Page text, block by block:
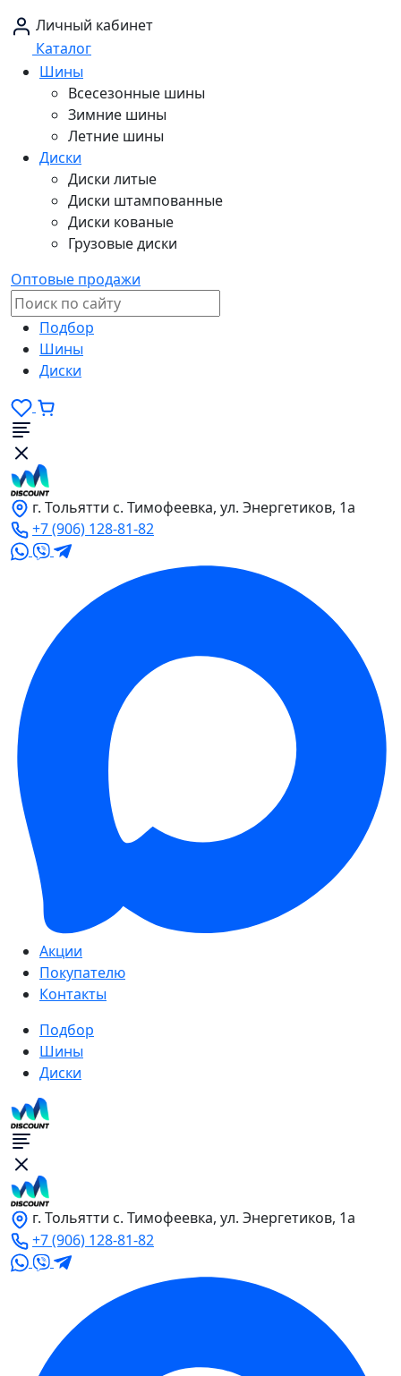
Личный кабинет
Каталог
Шины
Всесезонные шины
Зимние шины
Летние шины
Диски
Диски литые
Диски штампованные
Диски кованые
Грузовые диски
Оптовые продажи
Подбор
Шины
Диски
г. Тольятти с. Тимофеевка, ул. Энергетиков, 1а
+7 (906) 128-81-82
Акции
Покупателю
Контакты
Подбор
Шины
Диски
г. Тольятти с. Тимофеевка, ул. Энергетиков, 1а
+7 (906) 128-81-82